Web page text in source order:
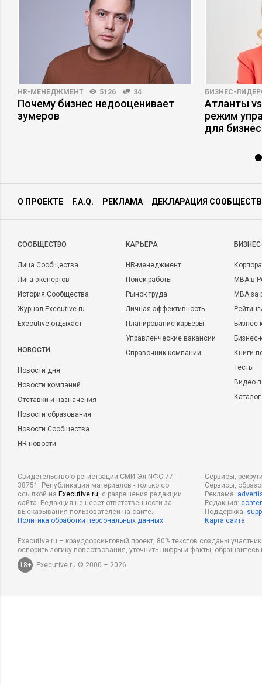
HR-МЕНЕДЖМЕНТ 5126 34
Почему бизнес недооценивает
зумеров
БИЗНЕС-
Атланты
режим
для
О ПРОЕКТЕ F.A.Q. РЕКЛАМА ДЕКЛАРАЦИЯ
CООБЩЕСТВО
Лица Сообщества
Лига экспертов
История Сообщества
Журнал Executive.ru
Executive отдыхает
НОВОСТИ
Новости дня
Новости компаний
Отставки и назначения
Новости образования
Новости Сообщества
HR-новости
КАРЬЕРА
HR-менеджмент
Поиск работы
Рынок труда
Личная эффективность
Планирование карьеры
Управленческие вакансии
Справочник компаний
MBA в
MBA
Бизнес-
Книги
Тесты
Видео
Свидетельство о регистрации СМИ Эл NФС 77-
38751. Републикация материалов - только со
ссылкой на Executive.ru, с разрешения редакции
сайта. Редакция не несет ответственности за
высказывания пользователей на сайте.
Политика обработки персональных данных
Сервисы,
Сервисы,
Реклама:
Редакция:
Поддержка:
Карта сайта
Executive.ru – краудсорсинговый проект, 80% текстов созданы
оспорить логику повествования, уточнить цифры и факты,
18+
Executive.ru © 2000 – 2026.